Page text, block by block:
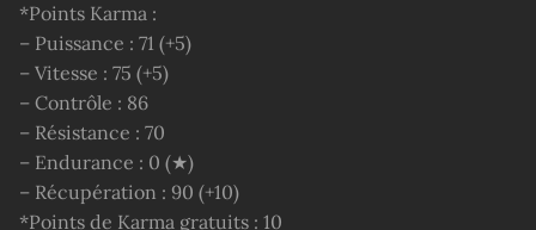
*Points Karma :
– Puissance : 71 (+5)
– Vitesse : 75 (+5)
– Contrôle : 86
– Résistance : 70
– Endurance : 0 (★)
– Récupération : 90 (+10)
*Points de Karma gratuits : 10